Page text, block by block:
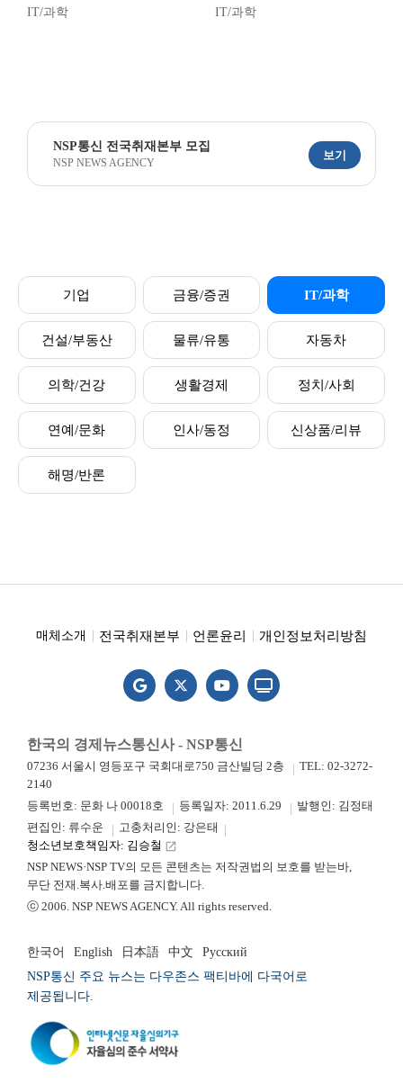
IT/과학 IT/과학
NSP통신 전국취재본부 모집
NSP NEWS AGENCY
보기
기업 금융/증권 IT/과학
건설/부동산 물류/유통 자동차
의학/건강 생활경제 정치/사회
연예/문화 인사/동정 신상품/리뷰
해명/반론
매체소개 전국취재본부 언론윤리 개인정보처리방침
한국의 경제뉴스통신사 - NSP통신
07236 서울시 영등포구 국회대로750 금산빌딩 2층
TEL: 02-3272-
2140
등록번호: 문화 나 00018호
등록일자: 2011.6.29
발행인: 김정태
편집인: 류수운
고충처리인: 강은태
청소년보호책임자: 김승철 launch
NSP NEWS·NSP TV의 모든 콘텐츠는 저작권법의 보호를 받는바,
무단 전재.복사.배포를 금지합니다.
ⓒ 2006. NSP NEWS AGENCY. All rights reserved.
한국어 English 日本語 中文
Русский
NSP통신 주요 뉴스는 다우존스 팩티바에 다국어로
제공됩니다.